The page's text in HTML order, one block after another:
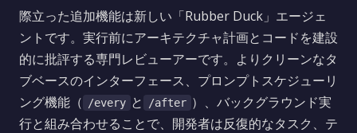
際立った追加機能は新しい「Rubber Duck」エージェ
ントです。実行前にアーキテクチャ計画とコードを建設
的に批評する専門レビューアーです。よりクリーンなタ
ブベースのインターフェース、プロンプトスケジューリ
ング機能（
/every と /after ）、バックグラウンド実
行と組み合わせることで、開発者は反復的なタスク、テ